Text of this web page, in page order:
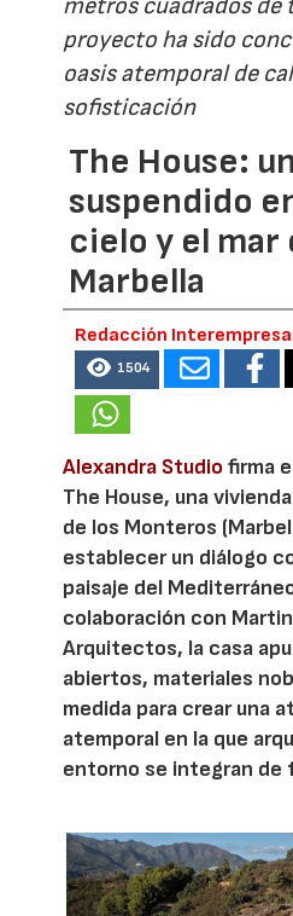
proyecto ha sido
oasis atemporal de
sofisticación
The House:
suspendido
cielo y el mar
Marbella
Redacción
1504
Alexandra Studio firma
The House, una
de los Monteros
establecer un diálogo
paisaje del
colaboración con
Arquitectos, la casa
abiertos, materiales
medida para crear una
atemporal en la que
entorno se integran de